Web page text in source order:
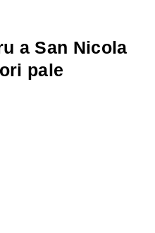
a San Nicola
pale